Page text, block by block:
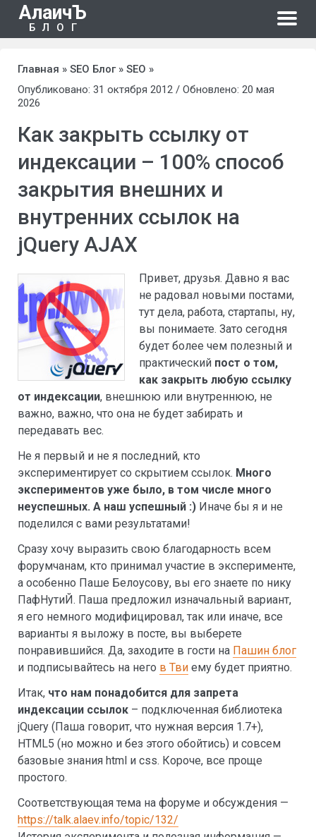
АлаичЪ
БЛОГ
Главная » SEO Блог» SEO »
Опубликовано: 31 октября 2012 / Обновлено: 20 мая
2026
Как закрыть ссылку от
индексации – 100% способ
закрытия внешних и
внутренних ссылок на
jQuery AJAX
Привет, друзья. Давно я вас
не радовал новыми постами,
тут дела, работа, стартапы, ну,
вы понимаете. Зато сегодня
будет более чем полезный и
практический пост о том,
как закрыть любую ссылку
от индексации, внешнюю или внутреннюю, не
важно, важно, что она не будет забирать и
передавать вес.
Не я первый и не я последний, кто
экспериментирует со скрытием ссылок. Много
экспериментов уже было, в том числе много
неуспешных. А наш успешный :) Иначе бы я и не
поделился с вами результатами!
Сразу хочу выразить свою благодарность всем
форумчанам, кто принимал участие в эксперименте,
а особенно Паше Белоусову, вы его знаете по нику
ПафНутиЙ. Паша предложил изначальный вариант,
я его немного модифицировал, так или иначе, все
варианты я выложу в посте, вы выберете
понравившийся. Да, заходите в гости на Пашин блог
и подписывайтесь на него в Тви ему будет приятно.
Итак, что нам понадобится для запрета
индексации ссылок – подключенная библиотека
jQuery (Паша говорит, что нужная версия 1.7+),
HTML5 (но можно и без этого обойтись) и совсем
базовые знания html и css. Короче, все проще
простого.
Соответствующая тема на форуме и обсуждения —
https://talk.alaev.info/topic/132/